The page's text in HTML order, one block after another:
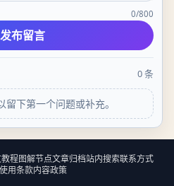
0/800
发布留言
0条
下第一个问题或补充。
程图解节点文章归档站内搜索联系方式
使用条款内容政策